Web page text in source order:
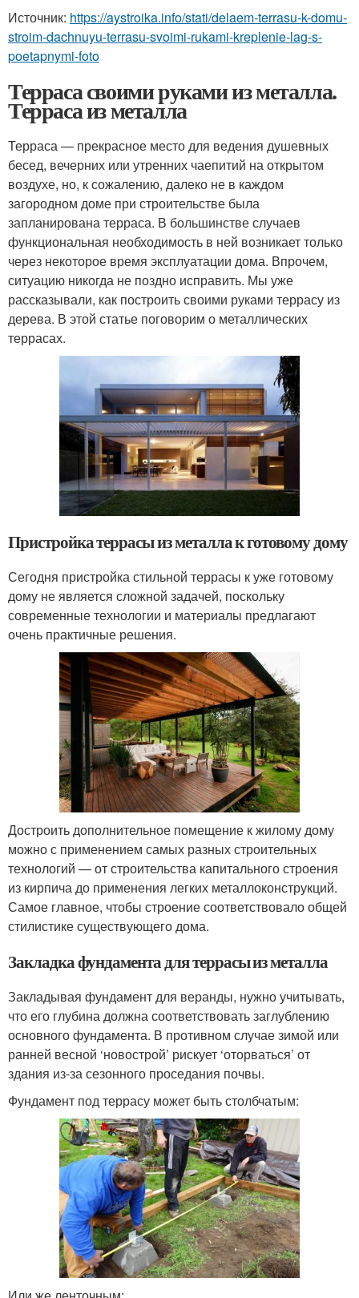
Источник: https://aystroika.info/stati/delaem-terrasu-k-domu-
stroim-dachnuyu-terrasu-svoimi-rukami-kreplenie-lag-s-
poetapnymi-foto
Терраса своими руками из металла.
Терраса из металла
Терраса — прекрасное место для ведения душевных
бесед, вечерних или утренних чаепитий на открытом
воздухе, но, к сожалению, далеко не в каждом
загородном доме при строительстве была
запланирована терраса. В большинстве случаев
функциональная необходимость в ней возникает только
через некоторое время эксплуатации дома. Впрочем,
ситуацию никогда не поздно исправить. Мы уже
рассказывали, как построить своими руками террасу из
дерева. В этой статье поговорим о металлических
террасах.
Пристройка террасы из металла к готовому дому
Сегодня пристройка стильной террасы к уже готовому
дому не является сложной задачей, поскольку
современные технологии и материалы предлагают
очень практичные решения.
Достроить дополнительное помещение к жилому дому
можно с применением самых разных строительных
технологий — от строительства капитального строения
из кирпича до применения легких металлоконструкций.
Самое главное, чтобы строение соответствовало общей
стилистике существующего дома.
Закладка фундамента для террасы из металла
Закладывая фундамент для веранды, нужно учитывать,
что его глубина должна соответствовать заглублению
основного фундамента. В противном случае зимой или
ранней весной ‘новострой’ рискует ‘оторваться’ от
здания из-за сезонного проседания почвы.
Фундамент под террасу может быть столбчатым: